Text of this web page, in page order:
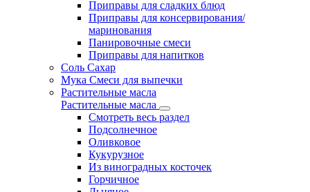
Приправы для сладких блюд
Приправы для консервирования/
маринования
Панировочные смеси
Приправы для напитков
Соль Сахар
Мука Смеси для выпечки
Растительные масла
Растительные масла
Смотреть весь раздел
Подсолнечное
Оливковое
Кукурузное
Из виноградных косточек
Горчичное